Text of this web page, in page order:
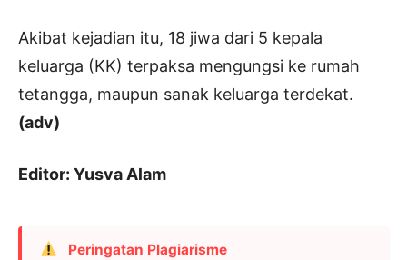
Akibat kejadian itu, 18 jiwa dari 5 kepala
keluarga (KK) terpaksa mengungsi ke rumah
tetangga, maupun sanak keluarga terdekat.
(adv)
Editor: Yusva Alam
Peringatan Plagiarisme